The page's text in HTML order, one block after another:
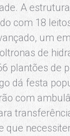
A
com 18
um
de
plantões de
dá festa
com
que